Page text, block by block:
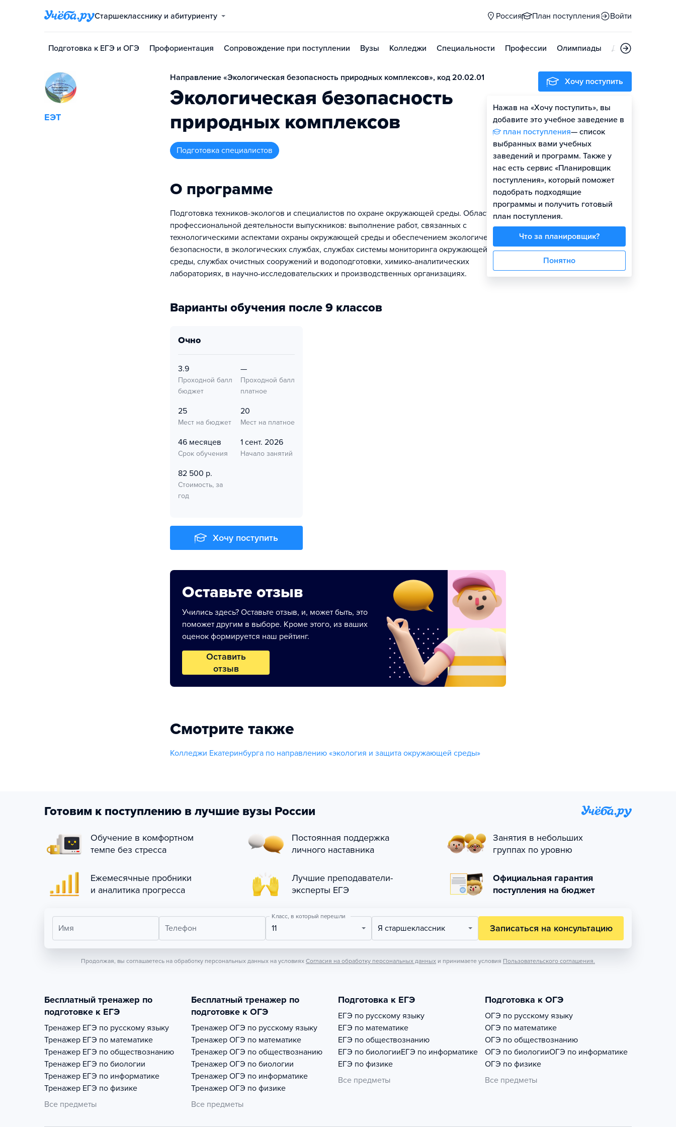
Старшекласснику и абитуриенту Россия План поступления Войти
Подготовка к ЕГЭ и ОГЭ Профориентация Сопровождение при поступлении Вузы Колледжи Специальности Профессии Олимпиады Дни открытых
ЕЭТ
Направление «Экологическая безопасность природных комплексов», код 20.02.01
Экологическая безопасность
природных комплексов
подготовка специалистов
О программе
Подготовка техников-экологов и специалистов по охране окружающей среды. Область
профессиональной деятельности выпускников: выполнение работ, связанных с
технологическими аспектами охраны окружающей среды и обеспечением экологической
безопасности, в экологических службах, службах системы мониторинга окружающей
среды, службах очистных сооружений и водоподготовки, химико-аналитических
лабораториях, в научно-исследовательских и производственных организациях.
Варианты обучения после 9 классов
очно
3.9
Проходной балл
бюджет
—
Проходной балл
платное
25
Мест на бюджет
20
Мест на платное
46 месяцев
Срок обучения
1 сент. 2026
Начало занятий
82 500 р.
Стоимость, за
год
Хочу поступить
Оставьте отзыв
Учились здесь? Оставьте отзыв, и, может быть, это
поможет другим в выборе. Кроме этого, из ваших
оценок формируется наш рейтинг.
Оставить
отзыв
Смотрите также
Колледжи Екатеринбурга по направлению «экология и защита окружающей среды»
Хочу поступить
Нажав на «Хочу поступить», вы
добавите это учебное заведение в
план поступления— список
выбранных вами учебных
заведений и программ. Также у
нас есть сервис «Планировщик
поступления», который поможет
подобрать подходящие
программы и получить готовый
план поступления.
Что за планировщик?
Понятно
Готовим к поступлению в лучшие вузы России
Обучение в комфортном
темпе без стресса
Постоянная поддержка
личного наставника
Занятия в небольших
группах по уровню
Ежемесячные пробники
и аналитика прогресса
Лучшие преподаватели-
эксперты ЕГЭ
Официальная гарантия
поступления на бюджет
Имя Телефон
Класс, в который перешли
11 Я старшеклассник Записаться на консультацию
Продолжая, вы соглашаетесь на обработку персональных данных на условиях Согласия на обработку персональных данных и принимаете условия Пользовательского соглашения.
Бесплатный тренажер по
подготовке к ЕГЭ
Тренажер ЕГЭ по русскому языку
Тренажер ЕГЭ по математике
Тренажер ЕГЭ по обществознанию
Тренажер ЕГЭ по биологии
Тренажер ЕГЭ по информатике
Тренажер ЕГЭ по физике
Все предметы
Бесплатный тренажер по
подготовке к ОГЭ
Тренажер ОГЭ по русскому языку
Тренажер ОГЭ по математике
Тренажер ОГЭ по обществознанию
Тренажер ОГЭ по биологии
Тренажер ОГЭ по информатике
Тренажер ОГЭ по физике
Все предметы
Подготовка к ЕГЭ
ЕГЭ по русскому языку
ЕГЭ по математике
ЕГЭ по обществознанию
ЕГЭ по биологииЕГЭ по информатике
ЕГЭ по физике
Все предметы
Подготовка к ОГЭ
ОГЭ по русскому языку
ОГЭ по математике
ОГЭ по обществознанию
ОГЭ по биологииОГЭ по информатике
ОГЭ по физике
Все предметы